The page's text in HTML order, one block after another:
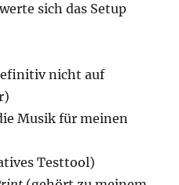
sich das Setup
nicht auf
Musik für meinen
Testtool)